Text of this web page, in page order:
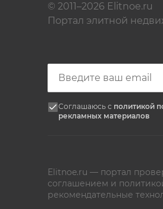
© 2011–2026 Elitnoe.ru
Портал элитной
Соглашаюсь с политикой
рекламных материалов
Elitnoe.ru — портал
соглашением и
рекомендательные